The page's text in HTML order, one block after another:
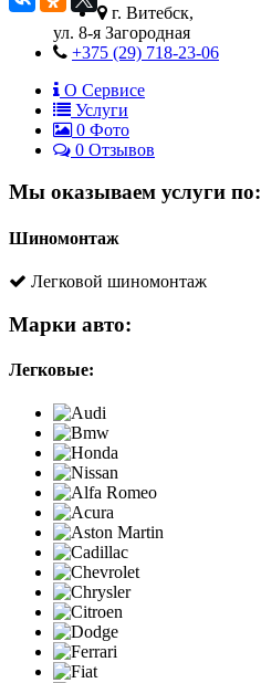
г. Витебск,
ул. 8-я Загородная
+375 (29) 718-23-06
О Сервисе
Услуги
0 Фото
0 Отзывов
Мы оказываем услуги по:
Шиномонтаж
Легковой шиномонтаж
Марки авто:
Легковые: